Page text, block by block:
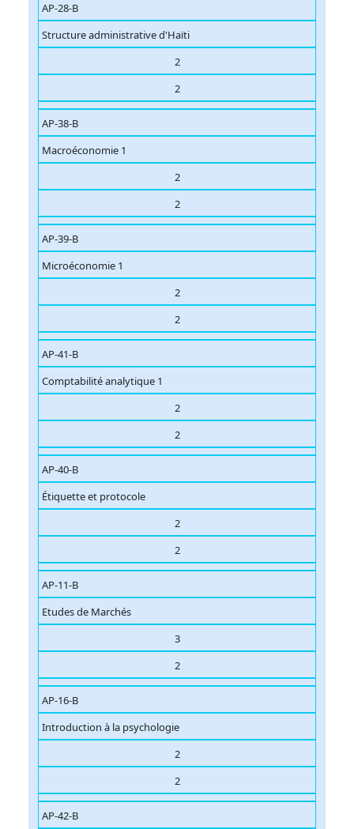
AP-28-B
Structure administrative d'Haïti
2
2
AP-38-B
Macroéconomie 1
2
2
AP-39-B
Microéconomie 1
2
2
AP-41-B
Comptabilité analytique 1
2
2
AP-40-B
Étiquette et protocole
2
2
AP-11-B
Etudes de Marchés
3
2
AP-16-B
Introduction à la psychologie
2
2
AP-42-B